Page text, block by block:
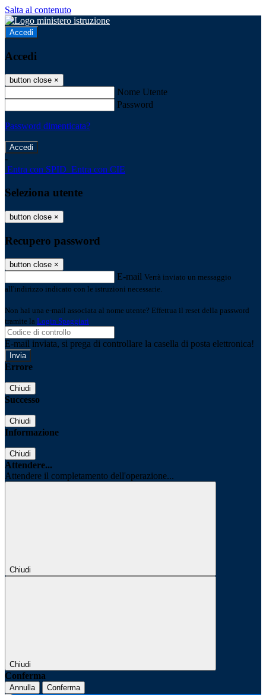
Salta al contenuto
Accedi
Accedi
button close ×
Nome Utente
Password
Password dimenticata?
-
Entra con SPID Entra con CIE
Seleziona utente
button close ×
Recupero password
button close ×
E-mail Verrà inviato un messaggio
all'indirizzo indicato con le istruzioni necessarie.
Non hai una e-mail associata al nome utente? Effettua il reset della password
tramite la Login Spaggiari
E-mail inviata, si prega di controllare la casella di posta elettronica!
Errore
Chiudi
Successo
Chiudi
Informazione
Chiudi
Attendere...
Attendere il completamento dell'operazione...
Chiudi
Chiudi
Conferma
Annulla Conferma